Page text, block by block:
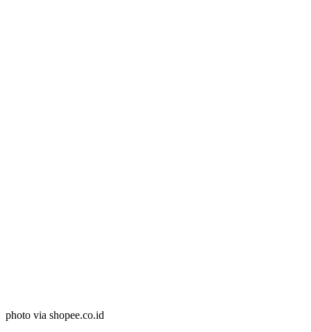
photo via shopee.co.id